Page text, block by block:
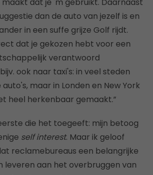
dan de auto van jezelf is en
in een suffe grijze Golf rijdt.
dat je gekozen hebt voor een
verantwoord
ook naar taxi's: in veel steden
maar in Londen en New York
heel herkenbaar gemaakt.”
die het toegeeft: mijn betoog
self interest. Maar ik geloof
reclamebureaus een belangrijke
leveren aan het overbruggen van